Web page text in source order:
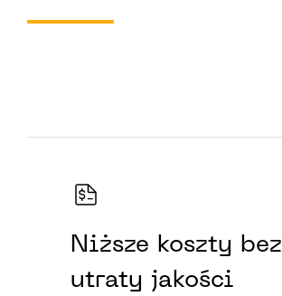
Niższe koszty bez
utraty jakości